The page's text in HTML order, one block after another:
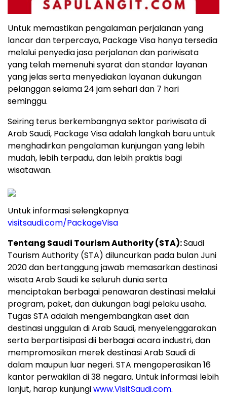
Untuk memastikan pengalaman perjalanan yang
lancar dan terpercaya, Package Visa hanya tersedia
melalui penyedia jasa perjalanan dan pariwisata
yang telah memenuhi syarat dan standar layanan
yang jelas serta menyediakan layanan dukungan
pelanggan selama 24 jam sehari dan 7 hari
seminggu.
Seiring terus berkembangnya sektor pariwisata di
Arab Saudi, Package Visa adalah langkah baru untuk
menghadirkan pengalaman kunjungan yang lebih
mudah, lebih terpadu, dan lebih praktis bagi
wisatawan.
Untuk informasi selengkapnya:
visitsaudi.com/PackageVisa
Tentang Saudi Tourism Authority (STA):Saudi
Tourism Authority (STA) diluncurkan pada bulan Juni
2020 dan bertanggung jawab memasarkan destinasi
wisata Arab Saudi ke seluruh dunia serta
menciptakan berbagai penawaran destinasi melalui
program, paket, dan dukungan bagi pelaku usaha.
Tugas STA adalah mengembangkan aset dan
destinasi unggulan di Arab Saudi, menyelenggarakan
serta berpartisipasi dii berbagai acara industri, dan
mempromosikan merek destinasi Arab Saudi di
dalam maupun luar negeri. STA mengoperasikan 16
kantor perwakilan di 38 negara. Untuk informasi lebih
lanjut, harap kunjungiwww.VisitSaudi.com.